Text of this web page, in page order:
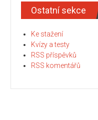
Ostatní sekce
Ke stažení
Kvízy a testy
RSS příspěvků
RSS komentářů